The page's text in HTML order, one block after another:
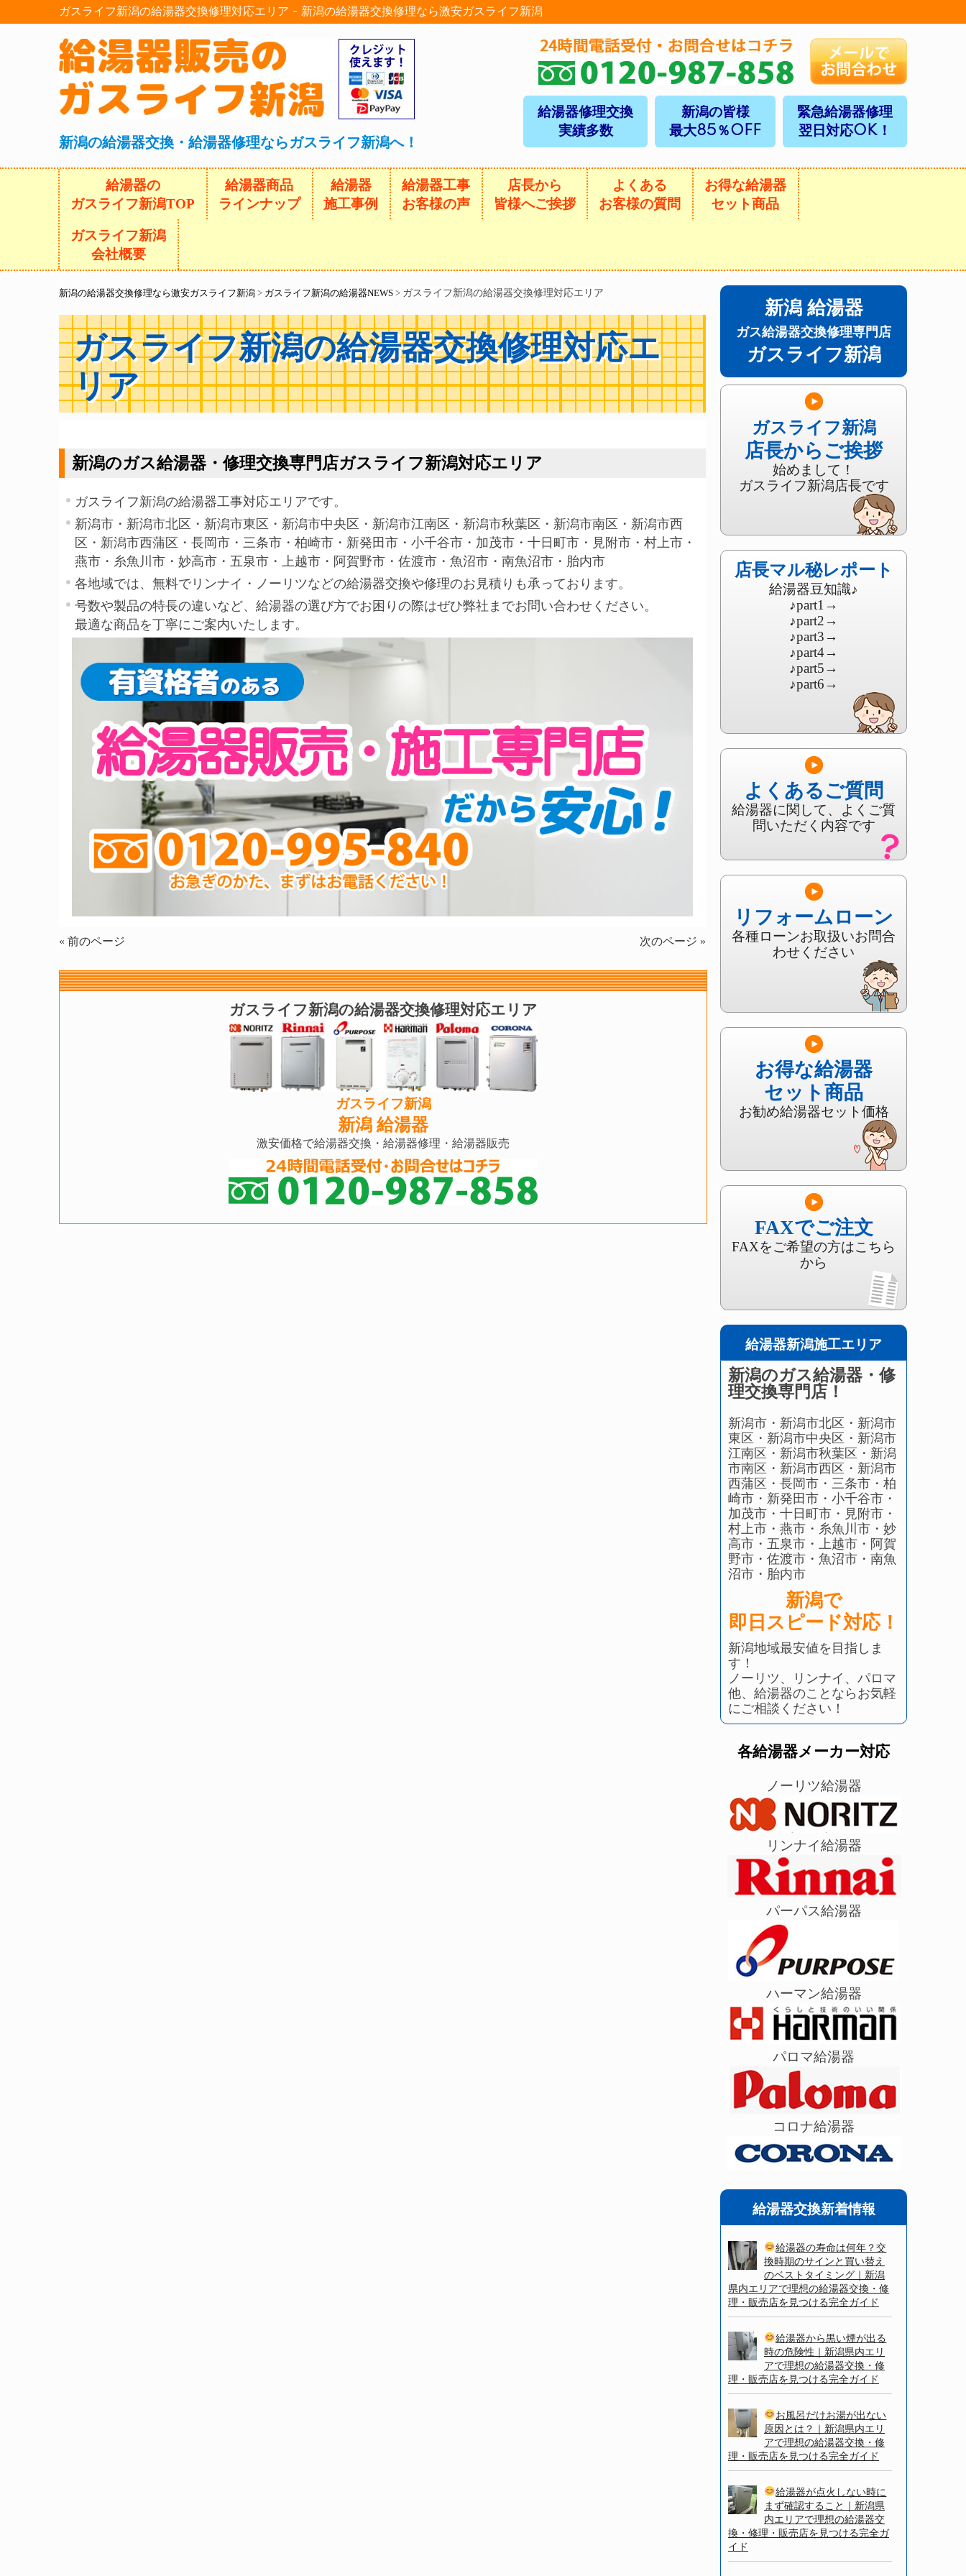
ガスライフ新潟の給湯器交換修理対応エリア - 新潟の給湯器交換修理なら激安ガスライフ新潟
新潟の給湯器交換・給湯器修理ならガスライフ新潟へ！
緊急給湯器修理
翌日対応OK！
新潟の皆様
最大85％OFF
給湯器修理交換
実績多数
給湯器の
ガスライフ新潟TOP
給湯器商品
ラインナップ
給湯器
施工事例
給湯器工事
お客様の声
店長から
皆様へご挨拶
よくある
お客様の質問
お得な給湯器
セット商品
ガスライフ新潟
会社概要
新潟の給湯器交換修理なら激安ガスライフ新潟 > ガスライフ新潟の給湯器NEWS > ガスライフ新潟の給湯器交換修理対応エリア
ガスライフ新潟の給湯器交換修理対応エ
リア
新潟のガス給湯器・修理交換専門店ガスライフ新潟対応エリア
ガスライフ新潟の給湯器工事対応エリアです。
新潟市・新潟市北区・新潟市東区・新潟市中央区・新潟市江南区・新潟市秋葉区・新潟市南区・新潟市西
区・新潟市西蒲区・長岡市・三条市・柏崎市・新発田市・小千谷市・加茂市・十日町市・見附市・村上市・
燕市・糸魚川市・妙高市・五泉市・上越市・阿賀野市・佐渡市・魚沼市・南魚沼市・胎内市
各地域では、無料でリンナイ・ノーリツなどの給湯器交換や修理のお見積りも承っております。
号数や製品の特長の違いなど、給湯器の選び方でお困りの際はぜひ弊社までお問い合わせください。
最適な商品を丁寧にご案内いたします。
« 前のページ 次のページ »
ガスライフ新潟の給湯器交換修理対応エリア
ガスライフ新潟
新潟 給湯器
激安価格で給湯器交換・給湯器修理・給湯器販売
新潟 給湯器
ガス給湯器交換修理専門店
ガスライフ新潟
ガスライフ新潟
店長からご挨拶
始めまして！
ガスライフ新潟店長です
店長マル秘レポート
給湯器豆知識♪
♪part1 →
♪part2→
♪part3→
♪part4→
♪part5→
♪part6→
よくあるご質問
給湯器に関して、よくご質
問いただく内容です
リフォームローン
各種ローンお取扱いお問合
わせください
お得な給湯器
セット商品
お勧め給湯器セット価格
FAXでご注文
FAXをご希望の方はこちら
から
給湯器新潟施工エリア
新潟のガス給湯器・修
理交換専門店！
新潟市・新潟市北区・新潟市
東区・新潟市中央区・新潟市
江南区・新潟市秋葉区・新潟
市南区・新潟市西区・新潟市
西蒲区・長岡市・三条市・柏
崎市・新発田市・小千谷市・
加茂市・十日町市・見附市・
村上市・燕市・糸魚川市・妙
高市・五泉市・上越市・阿賀
野市・佐渡市・魚沼市・南魚
沼市・胎内市
新潟で
即日スピード対応！
新潟地域最安値を目指しま
す！
ノーリツ、リンナイ、パロマ
他、給湯器のことならお気軽
にご相談ください！
各給湯器メーカー対応
ノーリツ給湯器
リンナイ給湯器
パーパス給湯器
ハーマン給湯器
パロマ給湯器
コロナ給湯器
給湯器交換新着情報
給湯器の寿命は何年？交
換時期のサインと買い替え
のベストタイミング｜新潟
県内エリアで理想の給湯器交換・修
理・販売店を見つける完全ガイド
給湯器から黒い煙が出る
時の危険性｜新潟県内エリ
アで理想の給湯器交換・修
理・販売店を見つける完全ガイド
お風呂だけお湯が出ない
原因とは？｜新潟県内エリ
アで理想の給湯器交換・修
理・販売店を見つける完全ガイド
給湯器が点火しない時に
まず確認すること｜新潟県
内エリアで理想の給湯器交
換・修理・販売店を見つける完全ガ
イド